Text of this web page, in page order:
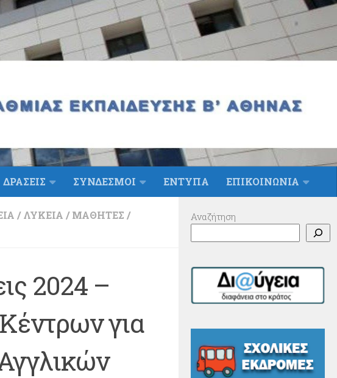
ΔΡΑΣΕΙΣ ΣΥΝΔΕΣΜΟΙ ΕΝΤΥΠΑ ΕΠΙΚΟΙΝΩΝΙΑ
/ ΛΎΚΕΙΑ / ΜΑΘΗΤΈΣ /
2024 –
για
Αναζήτηση